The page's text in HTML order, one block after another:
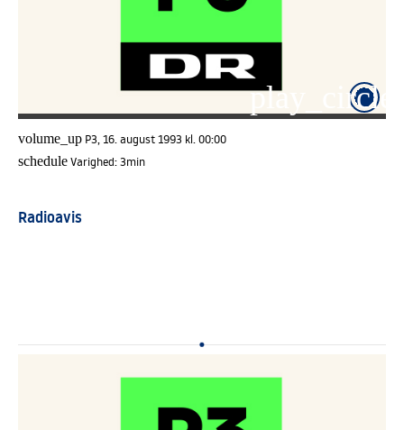
volume_up P3, 16. august 1993 kl. 00:00
scheduleVarighed:3min
Radioavis